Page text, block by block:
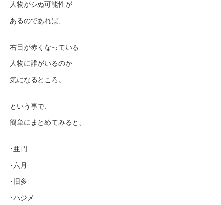
人物がシぬ可能性が
あるのであれば、
右目が赤くなっている
人物に誰がいるのか
気になるところ。
という事で、
簡単にまとめてみると、
･亜門
･六月
･旧多
･ハジメ